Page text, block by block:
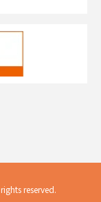
reserved.